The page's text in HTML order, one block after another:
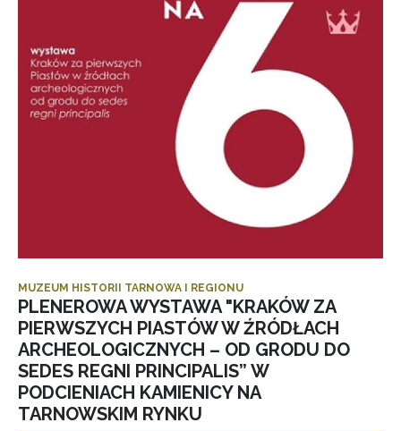
MUZEUM HISTORII TARNOWA I REGIONU
PLENEROWA WYSTAWA "KRAKÓW ZA
PIERWSZYCH PIASTÓW W ŹRÓDŁACH
ARCHEOLOGICZNYCH – OD GRODU DO
SEDES REGNI PRINCIPALIS” W
PODCIENIACH KAMIENICY NA
TARNOWSKIM RYNKU